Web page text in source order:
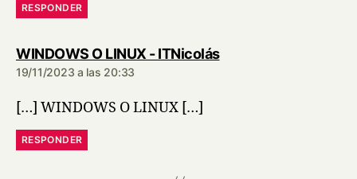
RESPONDER
WINDOWS O LINUX - ITNicolásdice:
19/11/2023 a las 20:33
[…] WINDOWS O LINUX […]
RESPONDER